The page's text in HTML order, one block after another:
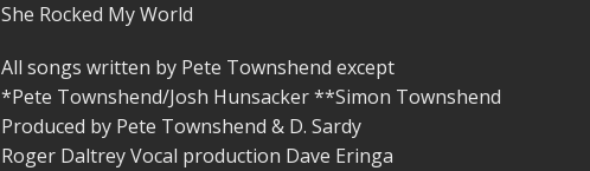
She Rocked My World
All songs written by Pete Townshend except
*Pete Townshend/Josh Hunsacker **Simon Townshend
Produced by Pete Townshend & D. Sardy
Roger Daltrey Vocal production Dave Eringa